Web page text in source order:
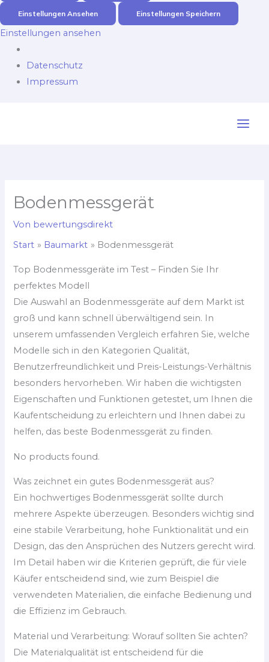
Einstellungen Ansehen Einstellungen Speichern
Einstellungen ansehen
Datenschutz
Impressum
Bodenmessgerät
Von bewertungsdirekt
Start
Baumarkt Bodenmessgerät
Top Bodenmessgeräte im Test – Finden Sie Ihr
perfektes Modell
Die Auswahl an Bodenmessgeräte auf dem Markt ist
groß und kann schnell überwältigend sein. In
unserem umfassenden Vergleich erfahren Sie, welche
Modelle sich in den Kategorien Qualität,
Benutzerfreundlichkeit und Preis-Leistungs-Verhältnis
besonders hervorheben. Wir haben die wichtigsten
Eigenschaften und Funktionen getestet, um Ihnen die
Kaufentscheidung zu erleichtern und Ihnen dabei zu
helfen, das beste Bodenmessgerät zu finden.
No products found.
Was zeichnet ein gutes Bodenmessgerät aus?
Ein hochwertiges Bodenmessgerät sollte durch
mehrere Aspekte überzeugen. Besonders wichtig sind
eine stabile Verarbeitung, hohe Funktionalität und ein
Design, das den Ansprüchen des Nutzers gerecht wird.
Im Detail haben wir die Kriterien geprüft, die für viele
Käufer entscheidend sind, wie zum Beispiel die
verwendeten Materialien, die einfache Bedienung und
die Effizienz im Gebrauch.
Material und Verarbeitung: Worauf sollten Sie achten?
Die Materialqualität ist entscheidend für die